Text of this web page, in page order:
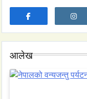
आलेख